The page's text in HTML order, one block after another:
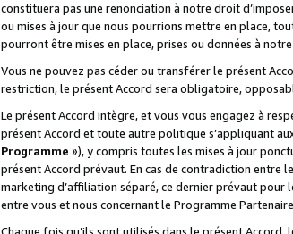
constituera pas une renonciation à notre droit
ou mises à jour que nous pourrions mettre en place,
pourront être mises en place, prises ou données à
Vous ne pouvez pas céder ou transférer le présent
restriction, le présent Accord sera obligatoire,
Le présent Accord intègre, et vous vous engagez à
présent Accord et toute autre politique s’appliquant
Programme »), y compris toutes les mises à jour
présent Accord prévaut. En cas de contradiction entre
marketing d’affiliation séparé, ce dernier prévaut pour
entre vous et nous concernant le Programme